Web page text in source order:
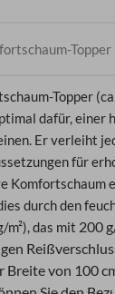
Topper
Topper
dafür, einer
Er verleiht
für
Komfortschaum
durch den
das mit 200
Breite von 100